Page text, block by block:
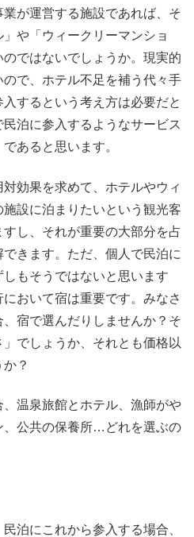
が運営する施設であれば、そ
や「ウィークリーマンショ
ではないでしょうか。現実的
で、ホテル不足を補う代々手
するという考え方は必要だと
泊に参入するようなサービス
あると思います。
効果を求めて、ホテルやウィ
設に泊まりたいという観光客
し、それが重要の大部分を占
きます。ただ、個人で民泊に
もそうではないと思います
おいて宿は重要です。みなさ
宿で選んだりしませんか？そ
でしょうか、それとも価格以
？
温泉旅館とホテル、漁師がや
、公共の保養所…どれを選ぶの
泊にこれから参入する場合、